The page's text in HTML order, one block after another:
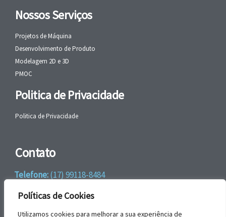
Políticas de Cookies
Utilizamos cookies para melhorar a sua experiência de
Nossos Serviços
Projetos de Máquina
Desenvolvimento de Produto
Modelagem 2D e 3D
PMOC
Politica de Privacidade
Politica de Privacidade
Contato
Telefone:(17) 99118-8484
WhatsApp:+55 (17) 99118-8484
email:faleconosco@gbrengenharia.com